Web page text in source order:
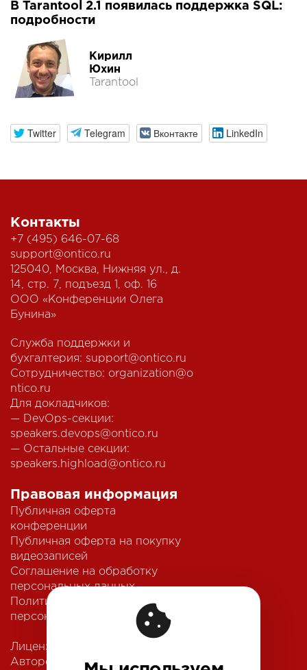
В Tarantool 2.1 появилась поддержка SQL:
подробности
Кирилл
Юхин
Tarantool
Twitter Telegram Вконтакте LinkedIn
Контакты
+7 (495) 646-07-68
support@ontico.ru
125040, Москва, Нижняя ул., д.
14, стр. 7, подъезд 1, оф. 16
ООО «Конференции Олега
Бунина»
Служба поддержки и
бухгалтерия: support@ontico.ru
Сотрудничество: organization@o
ntico.ru
Для докладчиков:
— DevOps-секции:
speakers.devops@ontico.ru
— Остальные секции:
speakers.highload@ontico.ru
Правовая информация
Публичная оферта
конференции
Публичная оферта на покупку
видеозаписей
Соглашение на обработку
персональных данных
Политика обработки
персональных данных
Лицензионный договор с
Автором